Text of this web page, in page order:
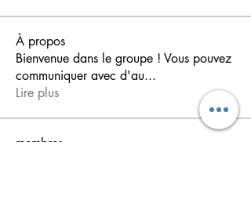
À propos
Bienvenue dans le groupe ! Vous pouvez
communiquer avec d'au...
Lire plus
membres